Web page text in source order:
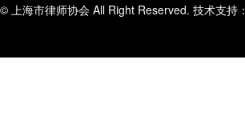
© 上海市律师协会 All Right Reserved. 技术支持：